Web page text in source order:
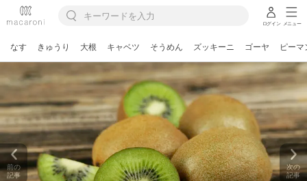
ログイン メニュー
なす きゅうり 大根 キャベツ そうめん ズッキーニ ゴーヤ ピーマ
前の
記事
次の
記事